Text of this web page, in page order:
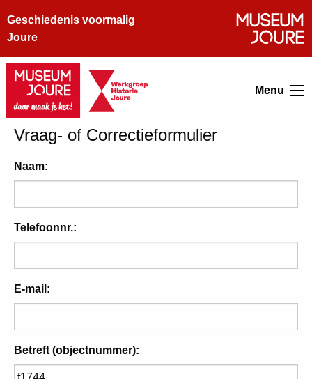
Geschiedenis voormalig
Joure
Menu
Vraag- of Correctieformulier
Naam:
Telefoonnr.:
E-mail:
Betreft (objectnummer):